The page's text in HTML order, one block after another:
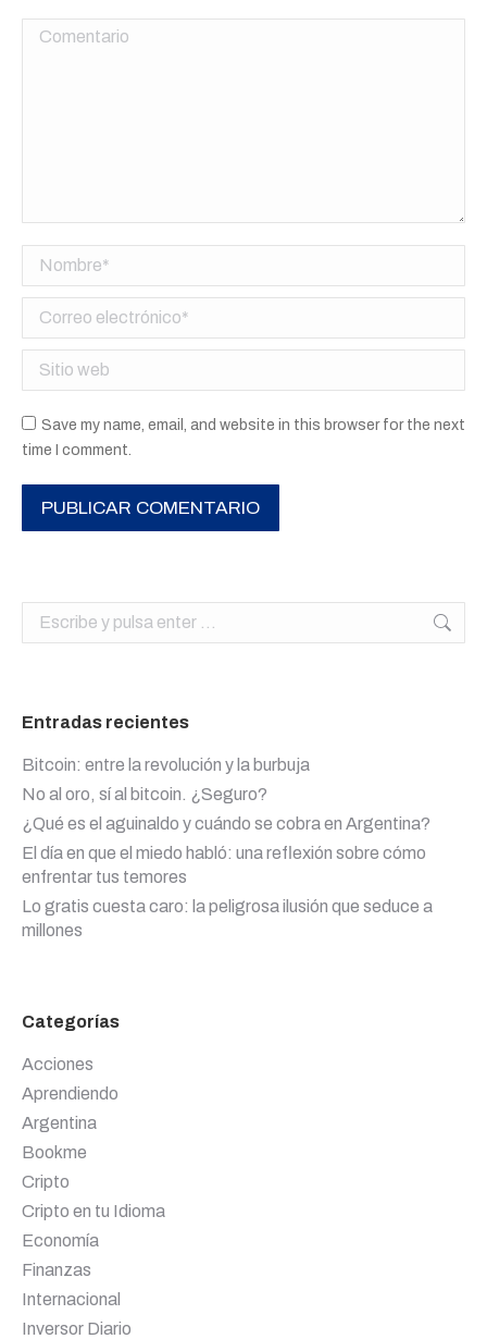
Comentario
Nombre *
Correo electrónico *
Sitio web
Save my name, email, and website in this browser for the next
time I comment.
PUBLICAR COMENTARIO
Buscar:
Entradas recientes
Bitcoin: entre la revolución y la burbuja
No al oro, sí al bitcoin. ¿Seguro?
¿Qué es el aguinaldo y cuándo se cobra en Argentina?
El día en que el miedo habló: una reflexión sobre cómo
enfrentar tus temores
Lo gratis cuesta caro: la peligrosa ilusión que seduce a
millones
Categorías
Acciones
Aprendiendo
Argentina
Bookme
Cripto
Cripto en tu Idioma
Economía
Finanzas
Internacional
Inversor Diario